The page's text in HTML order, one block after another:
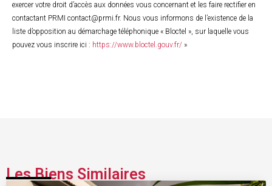
exercer votre droit d’accès aux données vous concernant et les faire rectifier en
contactant PRMI contact@prmi.fr. Nous vous informons de l’existence de la
liste d’opposition au démarchage téléphonique « Bloctel », sur laquelle vous
pouvez vous inscrire ici : https://www.bloctel.gouv.fr/ »
Les Biens Similaires